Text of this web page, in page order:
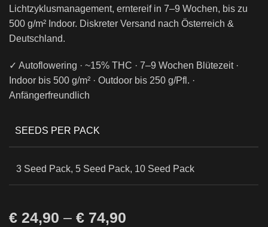
Lichtzyklusmanagement, erntereif in 7–9 Wochen, bis zu
500 g/m² Indoor. Diskreter Versand nach Österreich &
Deutschland.
✓ Autoflowering · ~15% THC · 7–9 Wochen Blütezeit ·
Indoor bis 500 g/m² · Outdoor bis 250 g/Pfl. ·
Anfängerfreundlich
SEEDS PER PACK
3 Seed Pack, 5 Seed Pack, 10 Seed Pack
€ 24,90 –€ 74,90